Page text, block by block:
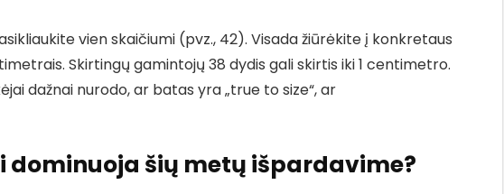
vien skaičiumi (pvz., 42). Visada žiūrėkite į konkretaus
Skirtingų gamintojų 38 dydis gali skirtis iki 1 centimetro.
dažnai nurodo, ar batas yra „true to size“, ar
dominuoja šių metų išpardavime?